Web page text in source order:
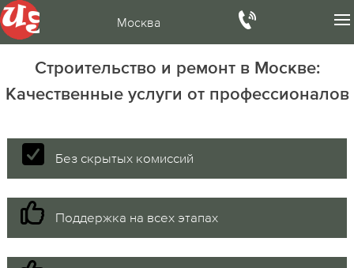
Москва
Строительство и ремонт в Москве:
Качественные услуги от профессионалов
Без скрытых комиссий
Поддержка на всех этапах